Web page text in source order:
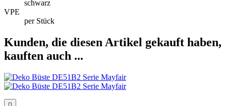
schwarz
VPE
per Stück
Kunden, die diesen Artikel gekauft haben,
kauften auch ...